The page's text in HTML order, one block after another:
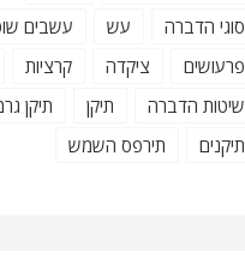
סוגי הדברה
עש
עשבים
פרעושים
ציקדה קרציות
שיטות הדברה
תיקן
תיקן
תיקנים
תירפס השמש